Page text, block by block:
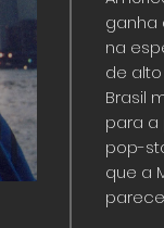
ganha
na
de
Brasil
para a
pop-
que a